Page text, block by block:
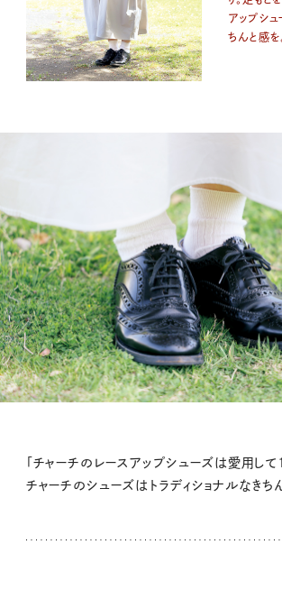
アップシュ
ちんと感を
「チャーチのレースアップシューズは愛用して
チャーチのシューズはトラディショナルなきち